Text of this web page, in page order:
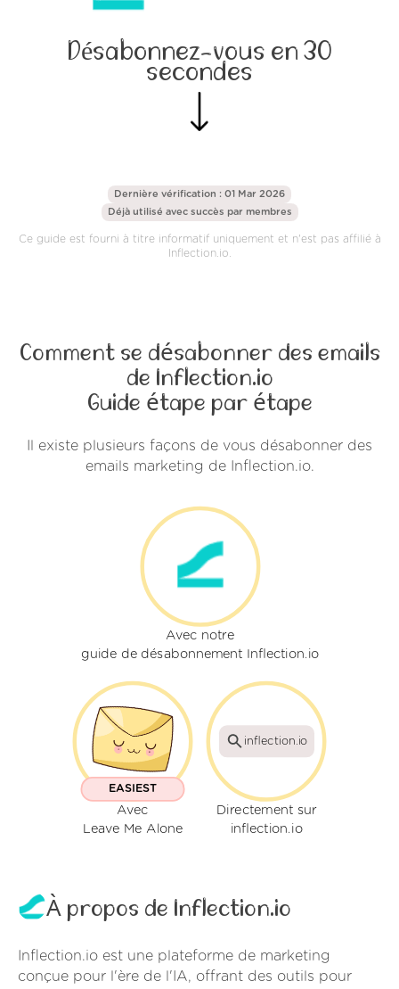
Désabonnez-vous en 30
secondes
Dernière vérification : 01 Mar 2026
Déjà utilisé avec succès par membres
Ce guide est fourni à titre informatif uniquement et n'est pas affilié à
Inflection.io.
Comment se désabonner des emails
de Inflection.io
Guide étape par étape
Il existe plusieurs façons de vous désabonner des
emails marketing de Inflection.io.
Avec notre
guide de désabonnement Inflection.io
EASIEST
Avec
Leave Me Alone
inflection.io
Directement sur
inflection.io
À propos de Inflection.io
Inflection.io est une plateforme de marketing
conçue pour l'ère de l'IA, offrant des outils pour